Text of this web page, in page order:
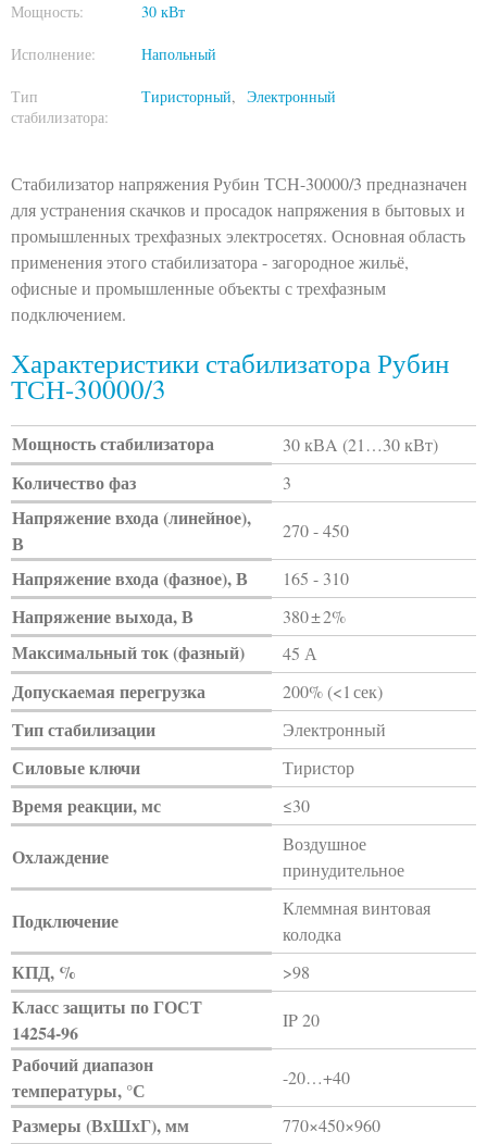
Мощность: 30 кВт
Исполнение: Напольный
Тип
стабилизатора:
Тиристорный Электронный
Стабилизатор напряжения Рубин ТСН-30000/3 предназначен
для устранения скачков и просадок напряжения в бытовых и
промышленных трехфазных электросетях. Основная область
применения этого стабилизатора - загородное жильё,
офисные и промышленные объекты с трехфазным
подключением.
Характеристики стабилизатора Рубин
ТСН-30000/3
Мощность стабилизатора 30 кВA (21…30 кВт)
Количество фаз 3
Напряжение входа (линейное),
В
270 - 450
Напряжение входа (фазное), В 165 - 310
Напряжение выхода, В 380 ± 2%
Максимальный ток (фазный) 45 А
Допускаемая перегрузка 200% (<1 сек)
Тип стабилизации Электронный
Силовые ключи Тиристор
Время реакции, мс ≤30
Охлаждение
Воздушное
принудительное
Подключение
Клеммная винтовая
колодка
КПД, % >98
Класс защиты по ГОСТ
14254-96
IP 20
Рабочий диапазон
температуры, °С
-20…+40
Размеры (ВхШхГ), мм 770×450×960